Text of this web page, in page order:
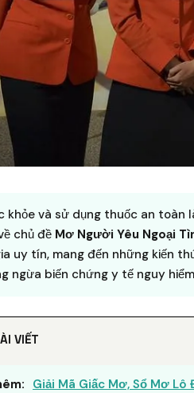
khỏe và sử dụng thuốc an
chủ đề Mơ Người Yêu Ngoại
uy tín, mang đến những kiến
ngừa biến chứng y tế nguy
VIẾT
Giải Mã Giấc Mơ, Sổ Mơ Lô